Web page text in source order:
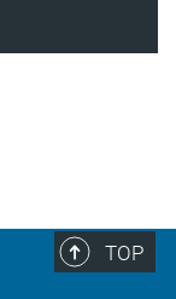
TOP